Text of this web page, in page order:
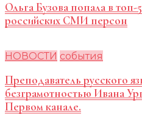
Ольга Бузова попала в
российских СМИ персон
НОВОСТИ события
Преподаватель русского
безграмотностью Ивана
Первом канале.